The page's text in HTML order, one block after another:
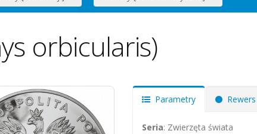
orbicularis)
Parametry Rewers
Seria: Zwierzęta świata